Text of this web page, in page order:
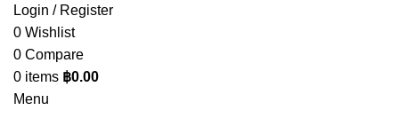
Login / Register
0 Wishlist
0 Compare
0 items ฿0.00
Menu